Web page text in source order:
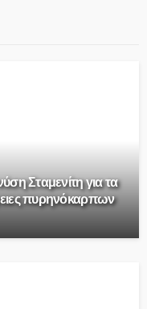
Σταμενίτη για τα
πυρηνόκαρπων